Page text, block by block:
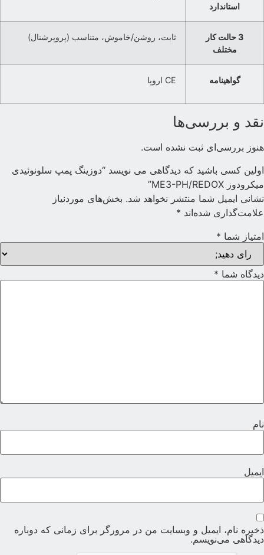
استاندارد
3 حالت کار
مختلف
ثابت، روشن/خاموش، متناسب (پروپرشنال)
گواهینامه CE اروپا
نقد و بررسی‌ها
هنوز بررسی‌ای ثبت نشده است.
اولین کسی باشید که دیدگاهی می نویسد “دوزینگ پمپ سلونوئیدی
میکرودوز ME3-PH/REDOX”
نشانی ایمیل شما منتشر نخواهد شد. بخش‌های موردنیاز
علامت‌گذاری شده‌اند *
امتیاز شما *
دیدگاه شما *
نام
ایمیل
ذخیره نام، ایمیل و وبسایت من در مرورگر برای زمانی که دوباره
دیدگاهی می‌نویسم.